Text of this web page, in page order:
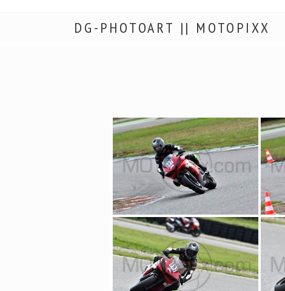
DG-PHOTOART || MOTOPIXX